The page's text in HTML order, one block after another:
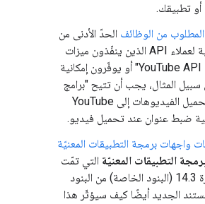
تطبيقك.
المطلوب من الوظائف الحدّ الأدنى من
المتطلبات الوظيفية لعملاء API الذين ينفّذون ميزات
معيّنة من "خدمات YouTube API" أو يوفّرون إمكانية
سبيل المثال، يجب أن تتيح "برامج
API" التي تتيح تحميل الفيديوهات إلى YouTube
ضبط عنوان عند تحميل فيديو.
واجهات برمجة التطبيقات المعنيّة
التطبيقات المعنيّة التي تمّت
مناقشتها في الفقرة 14.3 (البنود الخاصة) من البنود
الجديد أيضًا كيف سيؤثّر هذا